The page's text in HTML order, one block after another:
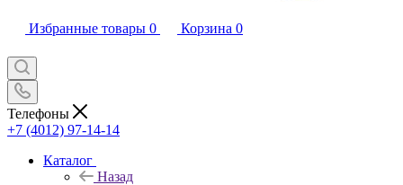
Избранные товары 0 Корзина 0
Телефоны
+7 (4012) 97-14-14
Каталог
Назад